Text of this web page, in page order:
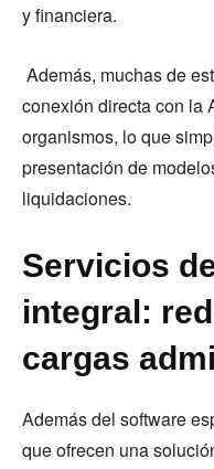
y financiera.
Además, muchas de
conexión directa con la
organismos, lo que
presentación de
liquidaciones.
Servicios
integral:
cargas
Además del software
que ofrecen una